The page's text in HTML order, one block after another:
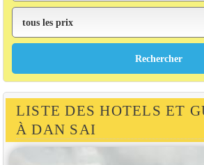
LISTE DES HOTELS ET
À DAN SAI